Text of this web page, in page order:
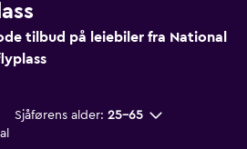
tilbud på leiebiler fra National
Sjåførens alder: 25–65